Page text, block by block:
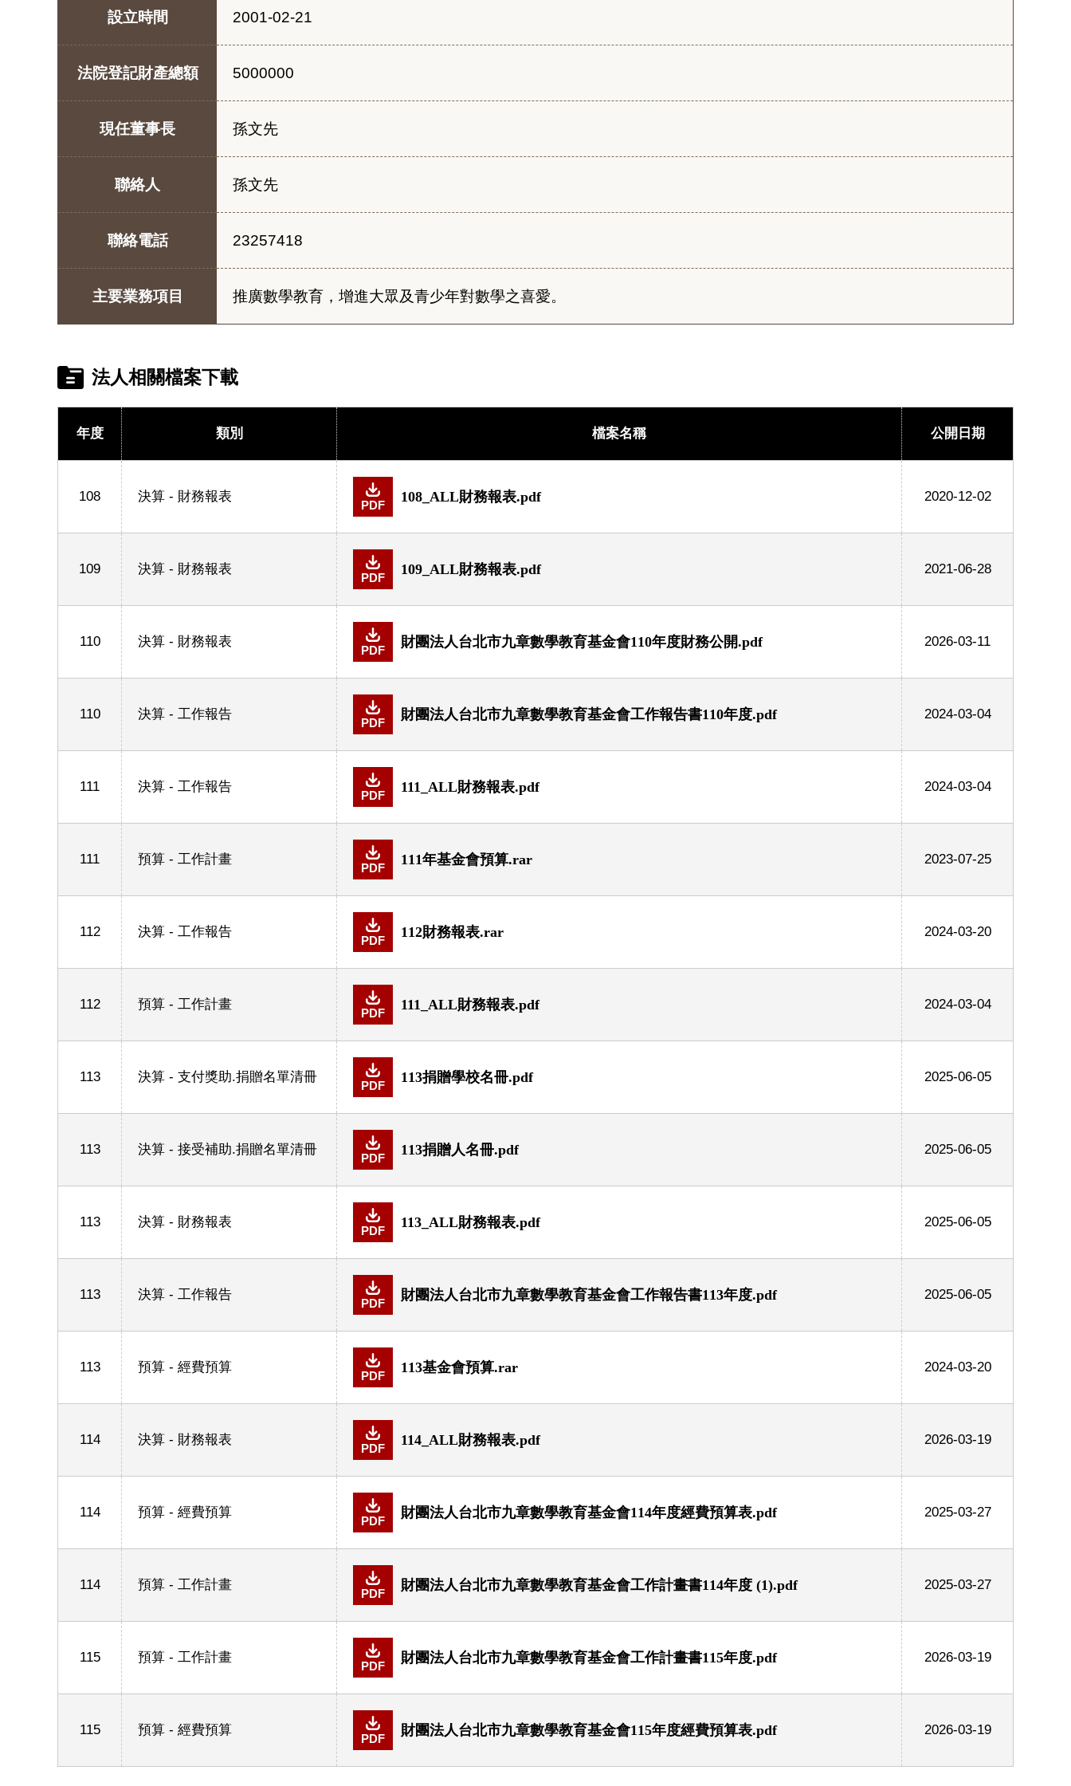
設立時間 2001-02-21
法院登記財產總額 5000000
現任董事長 孫文先
聯絡人 孫文先
聯絡電話 23257418
主要業務項目 推廣數學教育，增進大眾及青少年對數學之喜愛。
法人相關檔案下載
年度 類別 檔案名稱 公開日期
108 決算 - 財務報表
PDF
108_ALL財務報表.pdf 2020-12-02
109 決算 - 財務報表
PDF
109_ALL財務報表.pdf 2021-06-28
110 決算 - 財務報表
PDF
財團法人台北市九章數學教育基金會110年度財務公開.pdf 2026-03-11
110 決算 - 工作報告
PDF
財團法人台北市九章數學教育基金會工作報告書110年度.pdf 2024-03-04
111 決算 - 工作報告
PDF
111_ALL財務報表.pdf 2024-03-04
111 預算 - 工作計畫
PDF
111年基金會預算.rar 2023-07-25
112 決算 - 工作報告
PDF
112財務報表.rar 2024-03-20
112 預算 - 工作計畫
PDF
111_ALL財務報表.pdf 2024-03-04
113 決算 - 支付獎助.捐贈名單清冊
PDF
113捐贈學校名冊.pdf 2025-06-05
113 決算 - 接受補助.捐贈名單清冊
PDF
113捐贈人名冊.pdf 2025-06-05
113 決算 - 財務報表
PDF
113_ALL財務報表.pdf 2025-06-05
113 決算 - 工作報告
PDF
財團法人台北市九章數學教育基金會工作報告書113年度.pdf 2025-06-05
113 預算 - 經費預算
PDF
113基金會預算.rar 2024-03-20
114 決算 - 財務報表
PDF
114_ALL財務報表.pdf 2026-03-19
114 預算 - 經費預算
PDF
財團法人台北市九章數學教育基金會114年度經費預算表.pdf 2025-03-27
114 預算 - 工作計畫
PDF
財團法人台北市九章數學教育基金會工作計畫書114年度 (1).pdf 2025-03-27
115 預算 - 工作計畫
PDF
財團法人台北市九章數學教育基金會工作計畫書115年度.pdf 2026-03-19
115 預算 - 經費預算
PDF
財團法人台北市九章數學教育基金會115年度經費預算表.pdf 2026-03-19